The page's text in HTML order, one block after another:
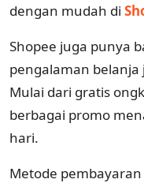
dengan mudah di
Shopee juga punya
pengalaman
Mulai dari gratis
berbagai promo
hari.
Metode